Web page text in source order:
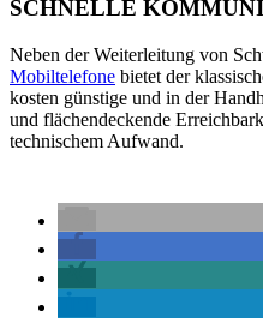
SCHNELLE
Neben der Weiterleitung von
Mobiltelefone bietet der
kosten günstige und in der
und flächendeckende
technischem Aufwand.